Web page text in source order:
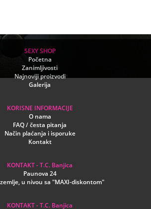
SEXY SHOP
Početna
Zanimljivosti
Najnoviji proizvodi
Galerija
KORISNE INFORMACIJE
O nama
FAQ / česta pitanja
Način plaćanja i isporuke
Kontakt
KONTAKT - T.C. Banjica
Paunova 24
u nivou sa "MAXI-diskontom"
KONTAKT - T.C. Banjica